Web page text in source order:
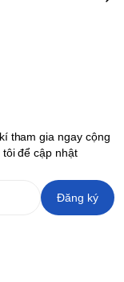
tham gia ngay cộng
để cập nhật
Đăng ký